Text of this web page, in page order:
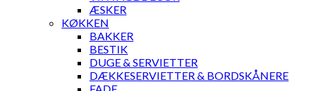
ÆSKER
KØKKEN
BAKKER
BESTIK
DUGE & SERVIETTER
DÆKKESERVIETTER & BORDSKÅNERE